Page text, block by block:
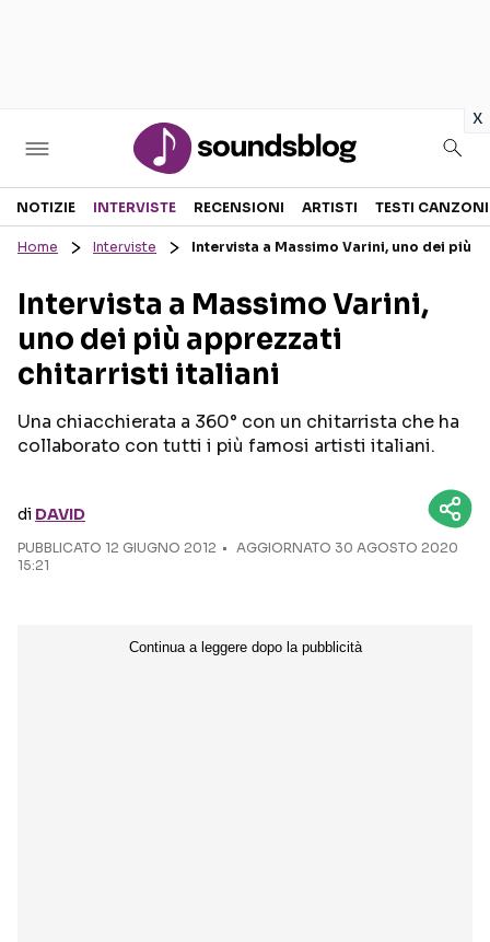
x
Sezioni
RECENSIONI MUSICALI
INTERVISTE
GOSSIP E CURIOSITÀ
TESTI CANZONI
TOUR ED EVENTI
TALENT SHOW
Seguici sui social
NOTIZIE INTERVISTE RECENSIONI ARTISTI TESTI CANZONI
Home Interviste Intervista a Massimo Varini, uno dei più
Intervista a Massimo Varini,
uno dei più apprezzati
chitarristi italiani
Una chiacchierata a 360° con un chitarrista che ha
collaborato con tutti i più famosi artisti italiani.
di DAVID
PUBBLICATO 12 GIUGNO 2012
AGGIORNATO 30 AGOSTO 2020
15:21